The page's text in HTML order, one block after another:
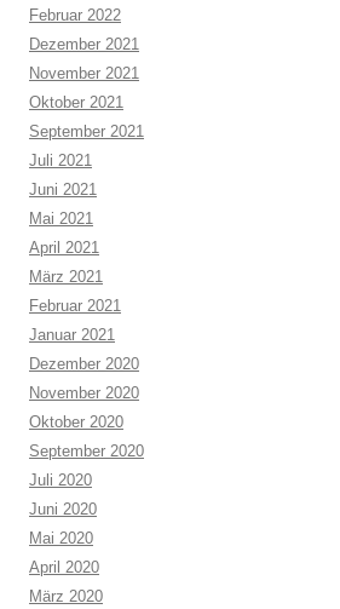
Februar 2022
Dezember 2021
November 2021
Oktober 2021
September 2021
Juli 2021
Juni 2021
Mai 2021
April 2021
März 2021
Februar 2021
Januar 2021
Dezember 2020
November 2020
Oktober 2020
September 2020
Juli 2020
Juni 2020
Mai 2020
April 2020
März 2020